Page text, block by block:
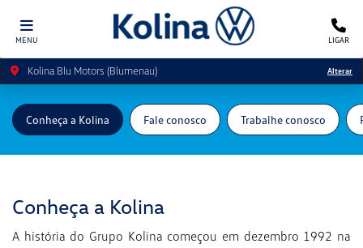
MENU LIGAR
Kolina Blu Motors (Blumenau) Alterar
Conheça a Kolina Fale conosco Trabalhe conosco
Conheça a Kolina
A história do Grupo Kolina começou em dezembro 1992 na